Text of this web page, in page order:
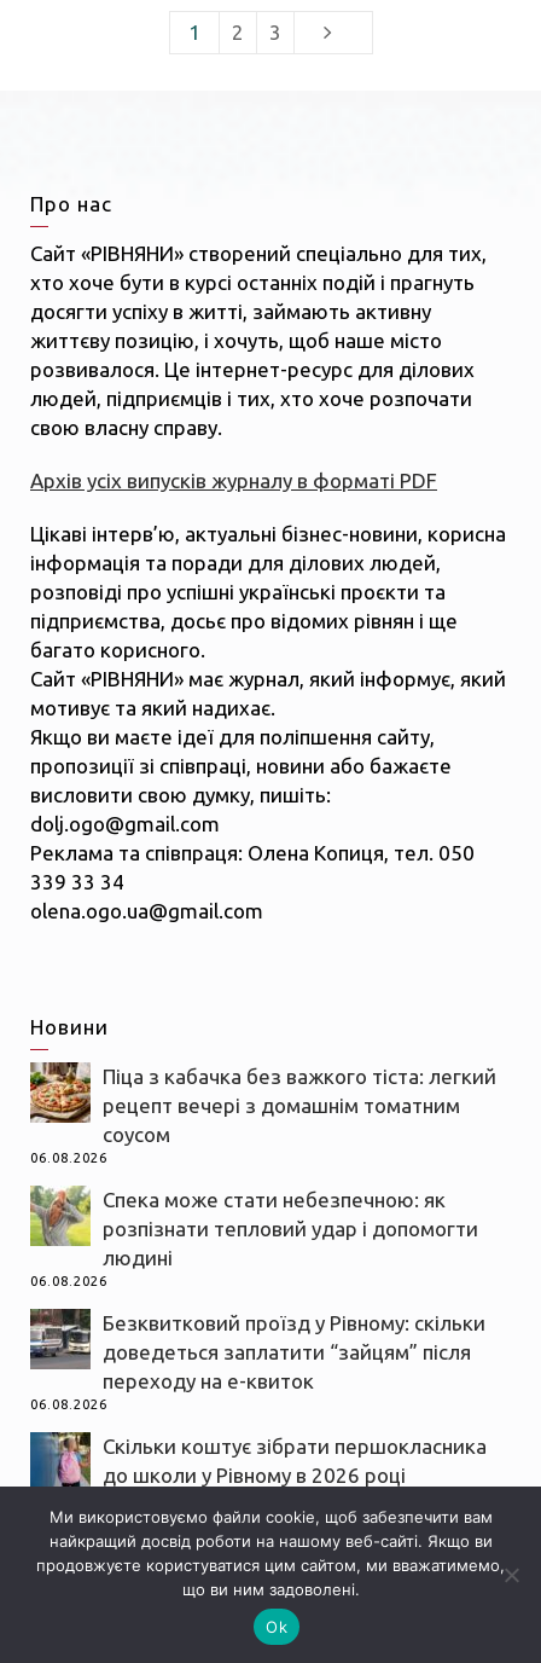
1 2 3
Про нас
Сайт «РІВНЯНИ» створений спеціально для тих,
хто хоче бути в курсі останніх подій і прагнуть
досягти успіху в житті, займають активну
життєву позицію, і хочуть, щоб наше місто
розвивалося. Це інтернет-ресурс для ділових
людей, підприємців і тих, хто хоче розпочати
свою власну справу.
Архів усіх випусків журналу в форматі PDF
Цікаві інтерв’ю, актуальні бізнес-новини, корисна
інформація та поради для ділових людей,
розповіді про успішні українські проєкти та
підприємства, досьє про відомих рівнян і ще
багато корисного.
Сайт «РІВНЯНИ» має журнал, який інформує, який
мотивує та який надихає.
Якщо ви маєте ідеї для поліпшення сайту,
пропозиції зі співпраці, новини або бажаєте
висловити свою думку, пишіть:
dolj.ogo@gmail.com
Реклама та співпраця: Олена Копиця, тел. 050
339 33 34
olena.ogo.ua@gmail.com
Новини
Піца з кабачка без важкого тіста: легкий
рецепт вечері з домашнім томатним
соусом
06.08.2026
Спека може стати небезпечною: як
розпізнати тепловий удар і допомогти
людині
06.08.2026
Безквитковий проїзд у Рівному: скільки
доведеться заплатити “зайцям” після
переходу на е-квиток
06.08.2026
Скільки коштує зібрати першокласника
до школи у Рівному в 2026 році
Жителі Рівненщини отримають виплати
до Дня Незалежності: хто і скільки
Ми використовуємо файли cookie, щоб забезпечити вам
найкращий досвід роботи на нашому веб-сайті. Якщо ви
продовжуєте користуватися цим сайтом, ми вважатимемо,
що ви ним задоволені.
Ok